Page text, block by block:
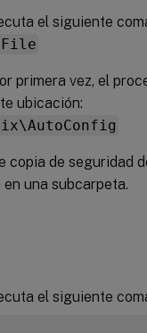
el siguiente
primera vez, el
ubicación:
copia de seguridad
una subcarpeta.
el siguiente